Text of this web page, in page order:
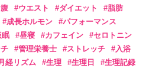
ウエスト ダイエット
脂肪
成長ホルモン
パフォーマンス
眠 昼寝 カフェイン
セロトニン
管理栄養士 ストレッチ
入浴
経リズム 生理 生理日
生理記録